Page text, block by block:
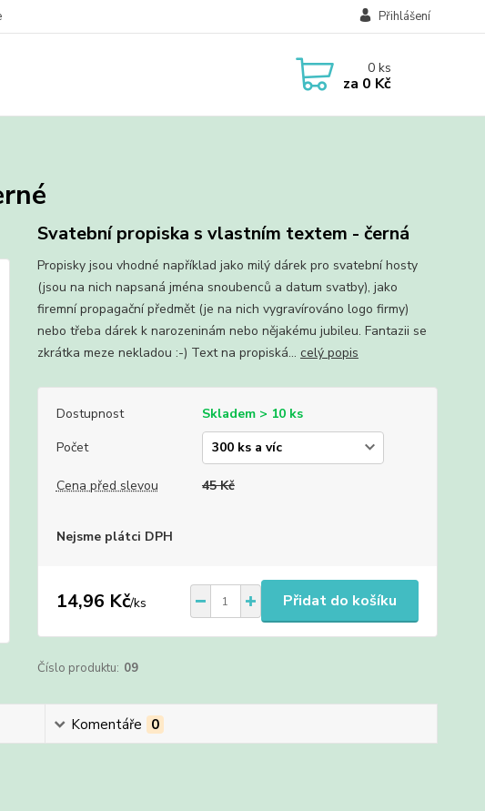
Přihlášení
0ks
za 0 Kč
Svatební propiska s vlastním textem - černá
Propisky jsou vhodné například jako milý dárek pro svatební hosty
(jsou na nich napsaná jména snoubenců a datum svatby), jako
firemní propagační předmět (je na nich vygravírováno logo firmy)
nebo třeba dárek k narozeninám nebo nějakému jubileu. Fantazii se
zkrátka meze nekladou :-) Text na propiská... celý popis
Dostupnost
Skladem > 10 ks
Počet
Cena před slevou 45 Kč
Nejsme plátci DPH
14,96 Kč/ks Přidat do košíku
Číslo produktu: 09
Komentáře 0